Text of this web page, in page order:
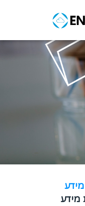
מידע